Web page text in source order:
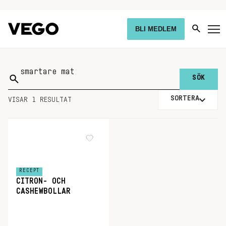
BLI MEDLEM
Sök
på:
VISAR 1 RESULTAT SORTERA
RECEPT
CITRON- OCH
CASHEWBOLLAR